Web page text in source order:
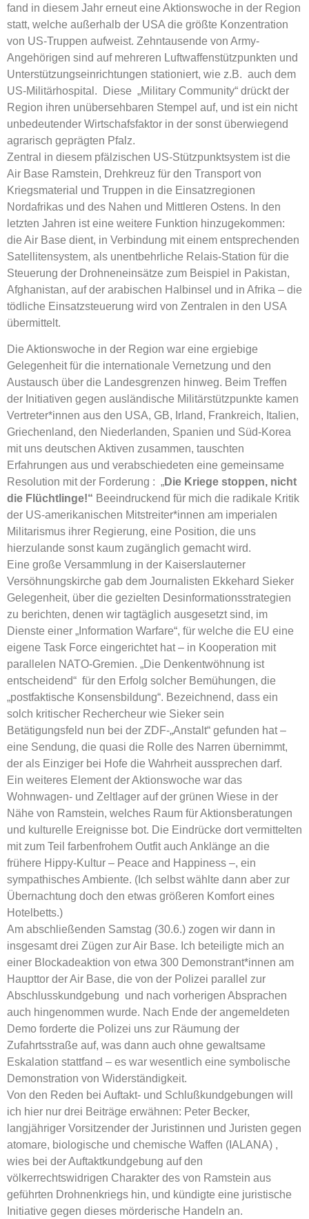
fand in diesem Jahr erneut eine Aktionswoche in der Region
statt, welche außerhalb der USA die größte Konzentration
von US-Truppen aufweist. Zehntausende von Army-
Angehörigen sind auf mehreren Luftwaffenstützpunkten und
Unterstützungseinrichtungen stationiert, wie z.B. auch dem
US-Militärhospital. Diese „Military Community“ drückt der
Region ihren unübersehbaren Stempel auf, und ist ein nicht
unbedeutender Wirtschafsfaktor in der sonst überwiegend
agrarisch geprägten Pfalz.
Zentral in diesem pfälzischen US-Stützpunktsystem ist die
Air Base Ramstein, Drehkreuz für den Transport von
Kriegsmaterial und Truppen in die Einsatzregionen
Nordafrikas und des Nahen und Mittleren Ostens. In den
letzten Jahren ist eine weitere Funktion hinzugekommen:
die Air Base dient, in Verbindung mit einem entsprechenden
Satellitensystem, als unentbehrliche Relais-Station für die
Steuerung der Drohneneinsätze zum Beispiel in Pakistan,
Afghanistan, auf der arabischen Halbinsel und in Afrika – die
tödliche Einsatzsteuerung wird von Zentralen in den USA
übermittelt.
Die Aktionswoche in der Region war eine ergiebige
Gelegenheit für die internationale Vernetzung und den
Austausch über die Landesgrenzen hinweg. Beim Treffen
der Initiativen gegen ausländische Militärstützpunkte kamen
Vertreter*innen aus den USA, GB, Irland, Frankreich, Italien,
Griechenland, den Niederlanden, Spanien und Süd-Korea
mit uns deutschen Aktiven zusammen, tauschten
Erfahrungen aus und verabschiedeten eine gemeinsame
Resolution mit der Forderung : „Die Kriege stoppen, nicht
die Flüchtlinge!“ Beeindruckend für mich die radikale Kritik
der US-amerikanischen Mitstreiter*innen am imperialen
Militarismus ihrer Regierung, eine Position, die uns
hierzulande sonst kaum zugänglich gemacht wird.
Eine große Versammlung in der Kaiserslauterner
Versöhnungskirche gab dem Journalisten Ekkehard Sieker
Gelegenheit, über die gezielten Desinformationsstrategien
zu berichten, denen wir tagtäglich ausgesetzt sind, im
Dienste einer „Information Warfare“, für welche die EU eine
eigene Task Force eingerichtet hat – in Kooperation mit
parallelen NATO-Gremien. „Die Denkentwöhnung ist
entscheidend“ für den Erfolg solcher Bemühungen, die
„postfaktische Konsensbildung“. Bezeichnend, dass ein
solch kritischer Rechercheur wie Sieker sein
Betätigungsfeld nun bei der ZDF-„Anstalt“ gefunden hat –
eine Sendung, die quasi die Rolle des Narren übernimmt,
der als Einziger bei Hofe die Wahrheit aussprechen darf.
Ein weiteres Element der Aktionswoche war das
Wohnwagen- und Zeltlager auf der grünen Wiese in der
Nähe von Ramstein, welches Raum für Aktionsberatungen
und kulturelle Ereignisse bot. Die Eindrücke dort vermittelten
mit zum Teil farbenfrohem Outfit auch Anklänge an die
frühere Hippy-Kultur – Peace and Happiness –, ein
sympathisches Ambiente. (Ich selbst wählte dann aber zur
Übernachtung doch den etwas größeren Komfort eines
Hotelbetts.)
Am abschließenden Samstag (30.6.) zogen wir dann in
insgesamt drei Zügen zur Air Base. Ich beteiligte mich an
einer Blockadeaktion von etwa 300 Demonstrant*innen am
Haupttor der Air Base, die von der Polizei parallel zur
Abschlusskundgebung und nach vorherigen Absprachen
auch hingenommen wurde. Nach Ende der angemeldeten
Demo forderte die Polizei uns zur Räumung der
Zufahrtsstraße auf, was dann auch ohne gewaltsame
Eskalation stattfand – es war wesentlich eine symbolische
Demonstration von Widerständigkeit.
Von den Reden bei Auftakt- und Schlußkundgebungen will
ich hier nur drei Beiträge erwähnen: Peter Becker,
langjähriger Vorsitzender der Juristinnen und Juristen gegen
atomare, biologische und chemische Waffen (IALANA) ,
wies bei der Auftaktkundgebung auf den
völkerrechtswidrigen Charakter des von Ramstein aus
geführten Drohnenkriegs hin, und kündigte eine juristische
Initiative gegen dieses mörderische Handeln an.